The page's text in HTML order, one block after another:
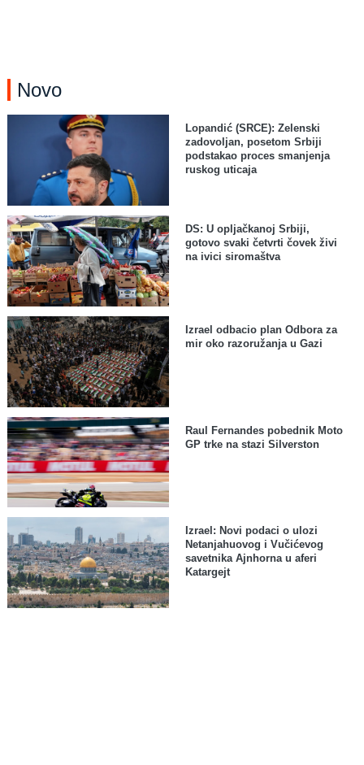
Novo
Lopandić (SRCE): Zelenski
zadovoljan, posetom Srbiji
podstakao proces smanjenja
ruskog uticaja
DS: U opljačkanoj Srbiji,
gotovo svaki četvrti čovek živi
na ivici siromaštva
Izrael odbacio plan Odbora za
mir oko razoružanja u Gazi
Raul Fernandes pobednik Moto
GP trke na stazi Silverston
Izrael: Novi podaci o ulozi
Netanjahuovog i Vučićevog
savetnika Ajnhorna u aferi
Katargejt